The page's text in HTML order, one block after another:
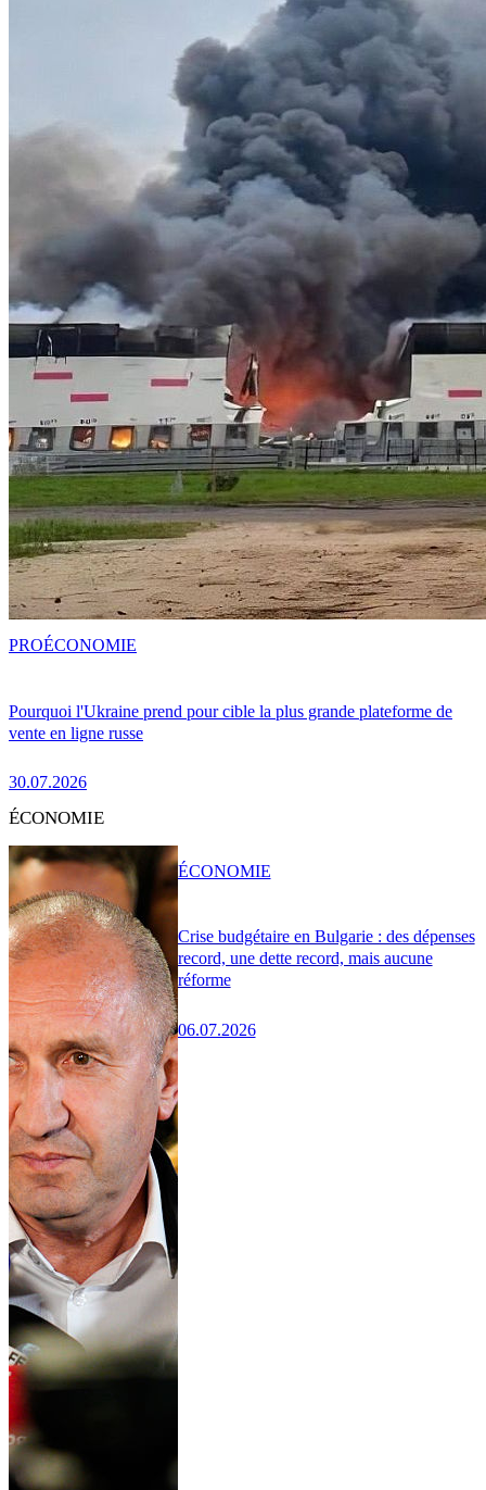
Pourquoi l'Ukraine prend pour cible la plus grande plateforme de
vente en ligne russe
30.07.2026
PROÉCONOMIE
ÉCONOMIE
Crise budgétaire en Bulgarie : des dépenses
record, une dette record, mais aucune
réforme
06.07.2026
ÉCONOMIE